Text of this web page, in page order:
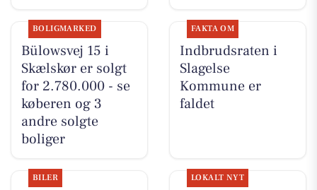
BOLIGMARKED
Bülowsvej 15 i
Skælskør er solgt
for 2.780.000 - se
køberen og 3
andre solgte
boliger
FAKTA OM
Indbrudsraten i
Slagelse
Kommune er
faldet
BILER LOKALT NYT